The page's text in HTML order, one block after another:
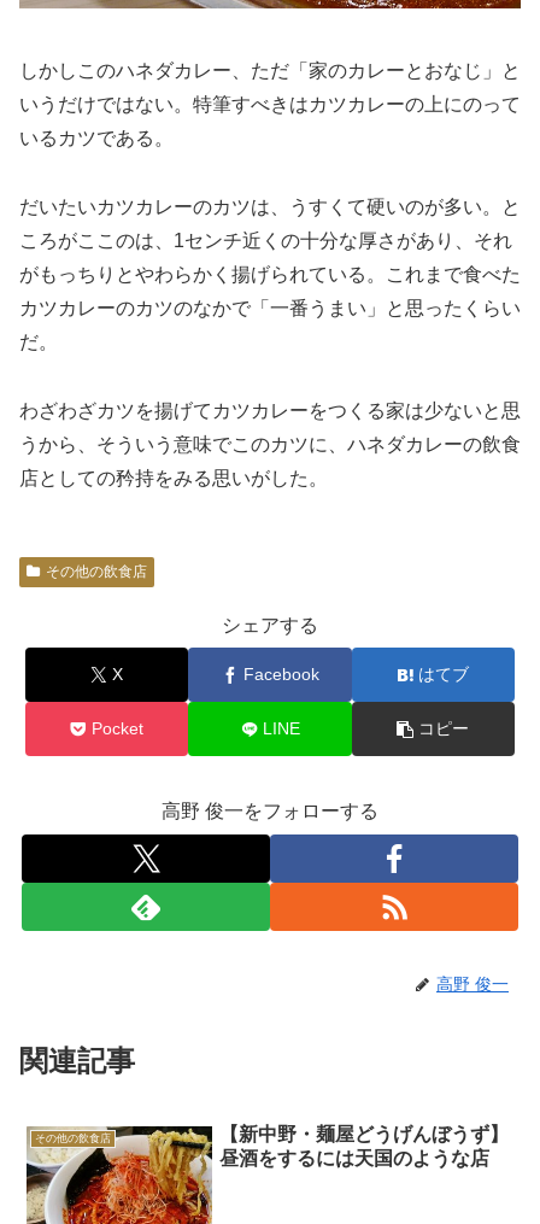
しかしこのハネダカレー、ただ「家のカレーとおなじ」と
いうだけではない。特筆すべきはカツカレーの上にのって
いるカツである。
だいたいカツカレーのカツは、うすくて硬いのが多い。と
ころがここのは、1センチ近くの十分な厚さがあり、それ
がもっちりとやわらかく揚げられている。これまで食べた
カツカレーのカツのなかで「一番うまい」と思ったくらい
だ。
わざわざカツを揚げてカツカレーをつくる家は少ないと思
うから、そういう意味でこのカツに、ハネダカレーの飲食
店としての矜持をみる思いがした。
その他の飲食店
シェアする
X Facebook はてブ
Pocket LINE コピー
高野 俊一をフォローする
高野 俊一
関連記事
その他の飲食店
【新中野・麺屋どうげんぼうず】
昼酒をするには天国のような店